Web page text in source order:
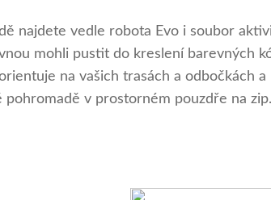
najdete vedle robota Evo i soubor
mohli pustit do kreslení barevných
na vašich trasách a odbočkách
pohromadě v prostorném pouzdře na